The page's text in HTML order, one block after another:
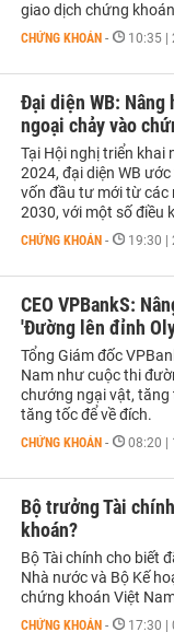
giao dịch chứng
CHỨNG KHOÁN - 10:35
Đại diện WB: Nâng
ngoại chảy vào
Tại Hội nghị triển khai
2024, đại diện WB
vốn đầu tư mới từ các
2030, với một số điều
CHỨNG KHOÁN - 19:30
CEO VPBankS:
'Đường lên đỉnh
Tổng Giám đốc
Nam như cuộc thi
chướng ngại vật, tăng
tăng tốc để về đích.
CHỨNG KHOÁN - 08:20 |
Bộ trưởng Tài
khoán?
Bộ Tài chính cho biết
Nhà nước và Bộ Kế
chứng khoán Việt
CHỨNG KHOÁN - 17:30 |